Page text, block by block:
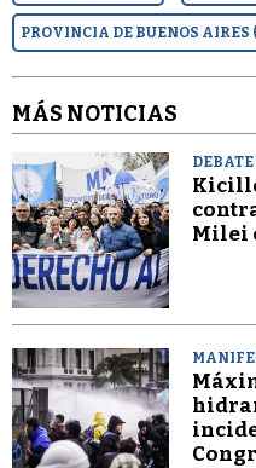
PROVINCIA DE BUENOS AIRES
MÁS NOTICIAS
Milei